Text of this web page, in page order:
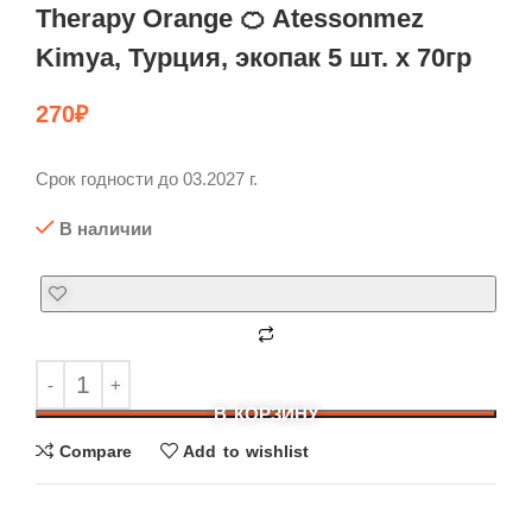
Therapy Orange 🍊 Atessonmez
Kimya, Турция, экопак 5 шт. х 70гр
270₽
Срок годности до 03.2027 г.
В наличии
В КОРЗИНУ
Compare Add to wishlist